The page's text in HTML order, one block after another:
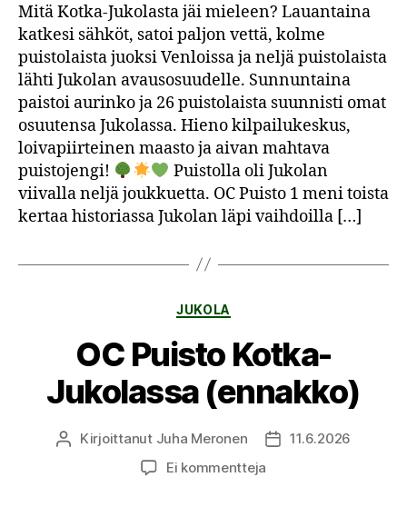
Mitä Kotka-Jukolasta jäi mieleen? Lauantaina
katkesi sähköt, satoi paljon vettä, kolme
puistolaista juoksi Venloissa ja neljä puistolaista
lähti Jukolan avausosuudelle. Sunnuntaina
paistoi aurinko ja 26 puistolaista suunnisti omat
osuutensa Jukolassa. Hieno kilpailukeskus,
loivapiirteinen maasto ja aivan mahtava
puistojengi!
Puistolla oli Jukolan
viivalla neljä joukkuetta. OC Puisto 1 meni toista
kertaa historiassa Jukolan läpi vaihdoilla […]
Kategoriat
JUKOLA
OC Puisto Kotka-
Jukolassa (ennakko)
Kirjoittaja
Kirjoittanut Juha Meronen Julkaisupäivämäärä
11.6.2026
Ei kommentteja